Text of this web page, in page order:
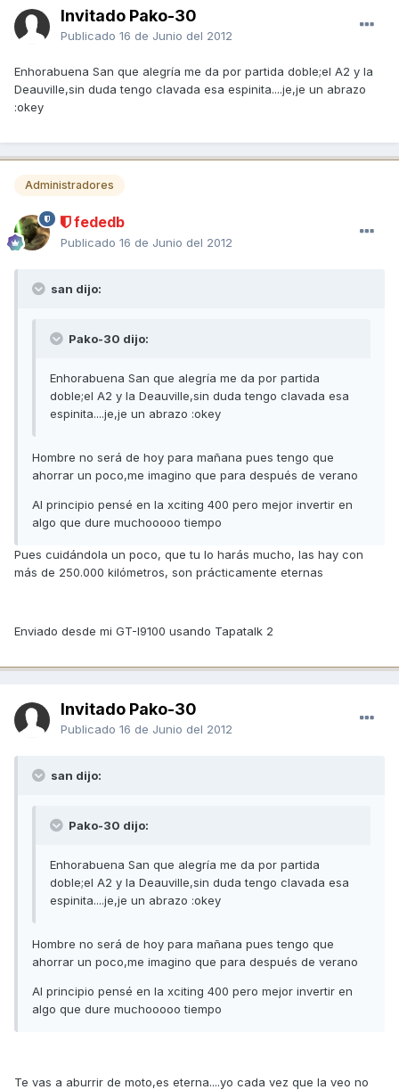
Invitado Pako-30
Publicado 16 de Junio del 2012
Enhorabuena San que alegría me da por partida doble;el A2 y la
Deauville,sin duda tengo clavada esa espinita....je,je un abrazo
:okey
Administradores
fededb
Publicado 16 de Junio del 2012
san dijo:
Pako-30 dijo:
Enhorabuena San que alegría me da por partida
doble;el A2 y la Deauville,sin duda tengo clavada esa
espinita....je,je un abrazo :okey
Hombre no será de hoy para mañana pues tengo que
ahorrar un poco,me imagino que para después de verano
Al principio pensé en la xciting 400 pero mejor invertir en
algo que dure muchooooo tiempo
Pues cuidándola un poco, que tu lo harás mucho, las hay con
más de 250.000 kilómetros, son prácticamente eternas
Enviado desde mi GT-I9100 usando Tapatalk 2
Invitado Pako-30
Publicado 16 de Junio del 2012
san dijo:
Pako-30 dijo:
Enhorabuena San que alegría me da por partida
doble;el A2 y la Deauville,sin duda tengo clavada esa
espinita....je,je un abrazo :okey
Hombre no será de hoy para mañana pues tengo que
ahorrar un poco,me imagino que para después de verano
Al principio pensé en la xciting 400 pero mejor invertir en
algo que dure muchooooo tiempo
Te vas a aburrir de moto,es eterna....yo cada vez que la veo no